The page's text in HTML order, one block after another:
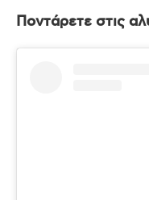
Ποντάρετε στις